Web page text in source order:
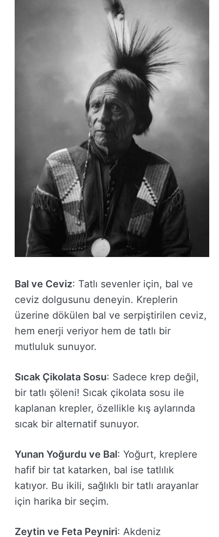
Bal ve Ceviz: Tatlı sevenler için, bal ve
ceviz dolgusunu deneyin. Kreplerin
üzerine dökülen bal ve serpiştirilen ceviz,
hem enerji veriyor hem de tatlı bir
mutluluk sunuyor.
Sıcak Çikolata Sosu: Sadece krep değil,
bir tatlı şöleni! Sıcak çikolata sosu ile
kaplanan krepler, özellikle kış aylarında
sıcak bir alternatif sunuyor.
Yunan Yoğurdu ve Bal: Yoğurt, kreplere
hafif bir tat katarken, bal ise tatlılık
katıyor. Bu ikili, sağlıklı bir tatlı arayanlar
için harika bir seçim.
Zeytin ve Feta Peyniri: Akdeniz